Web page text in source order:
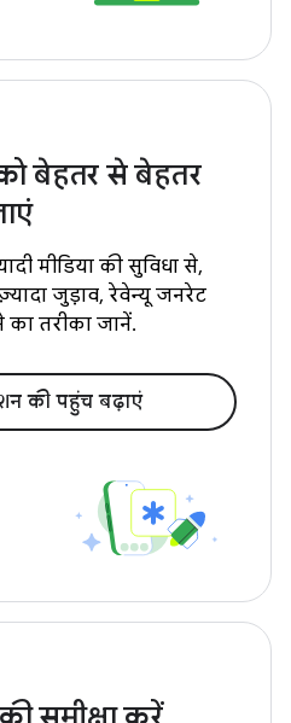
बेहतर से बेहतर
मीडिया की सुविधा से,
जुड़ाव, रेवेन्यू जनरेट
तरीका जानें.
की पहुंच बढ़ाएं